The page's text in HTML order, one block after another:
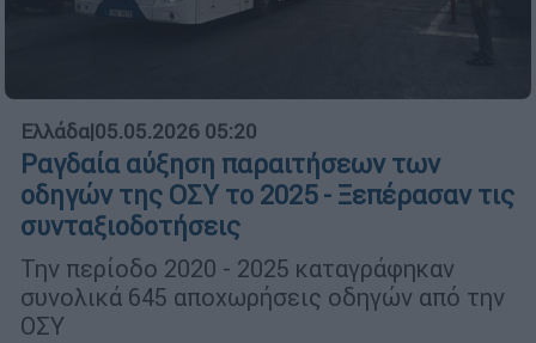
Ελλάδα|05.05.2026 05:20
Ραγδαία αύξηση παραιτήσεων των
οδηγών της ΟΣΥ το 2025 - Ξεπέρασαν τις
συνταξιοδοτήσεις
Την περίοδο 2020 - 2025 καταγράφηκαν
συνολικά 645 αποχωρήσεις οδηγών από την
ΟΣΥ